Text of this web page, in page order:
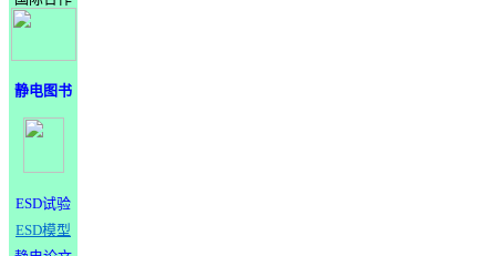
静电图书
ESD试验
ESD模型